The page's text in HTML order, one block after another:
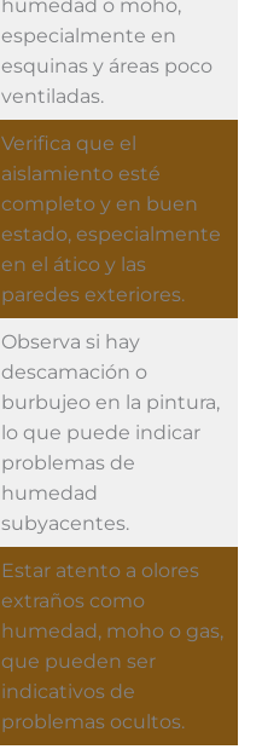
humedad o moho,
especialmente en
esquinas y áreas poco
ventiladas.
Verifica que el
aislamiento esté
completo y en buen
estado, especialmente
en el ático y las
paredes exteriores.
Observa si hay
descamación o
burbujeo en la pintura,
lo que puede indicar
problemas de
humedad
subyacentes.
Estar atento a olores
extraños como
humedad, moho o gas,
que pueden ser
indicativos de
problemas ocultos.